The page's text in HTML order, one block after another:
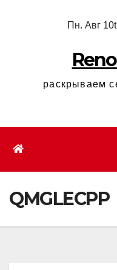
Пн. Авг
раскрываем
QMGLECPP